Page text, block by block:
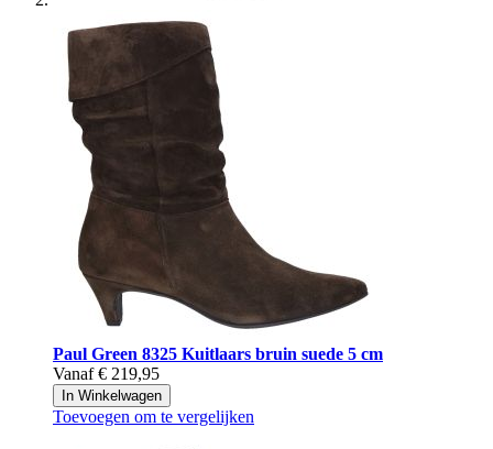
Paul Green 8325 Kuitlaars bruin suede 5 cm
Vanaf € 219,95
In Winkelwagen
Toevoegen om te vergelijken